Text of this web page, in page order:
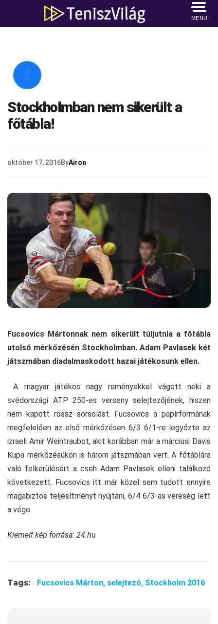
MENU

Stockholmban nem sikerült a
főtábla!
október 17, 2016ByAiron
Fucsovics Mártonnak nem sikerült túljutnia a főtábla
utolsó mérkőzésén Stockholmban. Adam Pavlasek két
játszmában diadalmaskodott hazai játékosunk ellen.
A magyar játékos nagy reményekkel vágott neki a
svédországi ATP 250-es verseny selejtezőjének, hiszen
nem kapott rossz sorsolást. Fucsovics a papírformának
megfelelően az első mérkőzésen 6/3 6/1-re legyőzte az
izraeli Amir Weintraubot, akit korábban már a márciusi Davis
Kupa mérkőzésükön is három játszmában vert. A főtáblára
való felkerülésért a cseh Adam Pavlasek elleni találkozó
következett. Fucsovics itt már közel sem tudott ennyire
magabiztos teljesítményt nyújtani, 6/4 6/3-as vereség lett
a vége.
Kiemelt kép forrása: 24.hu
Tags: Fucsovics Márton, selejtező, Stockholm 2016